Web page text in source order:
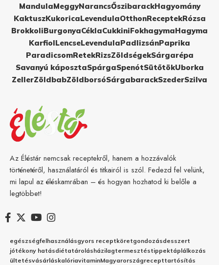
MandulaMeggyNarancsŐszibarackHagyomány
KaktuszKukoricaLevendulaOtthonReceptekRózsa
BrokkoliBurgonyaCéklaCukkiniFokhagymaHagyma
KarfiolLencseLevendulaPadlizsánPaprika
ParadicsomRetekRizsZöldségekSárgarépa
Savanyú káposztaSpárgaSpenótSütőtökUborka
ZellerZöldbabZöldborsóSárgabarackSzederSzilva
Az Éléstár nemcsak receptekről, hanem a hozzávalók
történetéről, használatáról és titkairól is szól. Fedezd fel velünk,
mi lapul az éléskamrában – és hogyan hozhatod ki belőle a
legtöbbet!
egészségfelhasználásgyors receptköretgondozásdesszert
jótékony hatásdiétatárolásházilagtermesztéstippektáplálkozás
ültetésvásárláskalóriavitaminMagyarországrecepttartósítás